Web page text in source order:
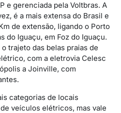
e gerenciada pela Voltbras. A
é a mais extensa do Brasil e
de extensão, ligando o Porto
do Iguaçu, em Foz do Iguaçu.
trajeto das belas praias de
com a eletrovia Celesc
a Joinville, com
categorias de locais
veículos elétricos, mas vale